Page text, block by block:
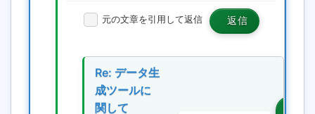
元の文章を引用して返信 返信
Re: データ生
成ツールに
関して